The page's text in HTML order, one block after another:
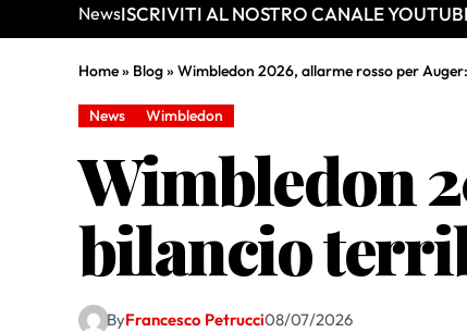
NewsISCRIVITI AL NOSTRO CANALE
Home» Blog» Wimbledon 2026, allarme rosso per
News Wimbledon
Wimbledon
bilancio
ByFrancesco Petrucci08/07/2026